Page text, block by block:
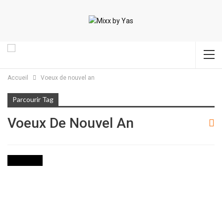
Accueil Voeux de nouvel an
Parcourir Tag
Voeux De Nouvel An